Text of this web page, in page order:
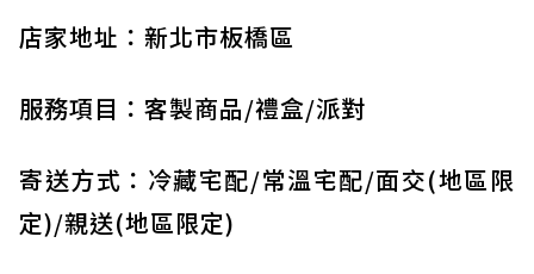
店家地址：新北市板橋區
服務項目：客製商品/禮盒/派對
寄送方式：冷藏宅配/常溫宅配/面交(地區限
定)/親送(地區限定)